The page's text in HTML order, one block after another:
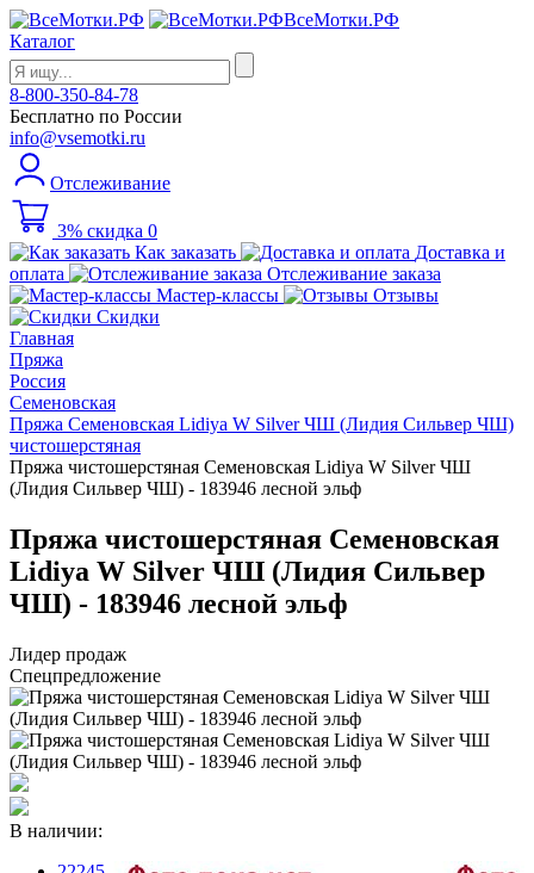
ВсеМотки.РФ
Каталог
8-800-350-84-78
Бесплатно по России
info@vsemotki.ru
Отслеживание
3% скидка 0
Как заказать
Доставка и
оплата
Отслеживание заказа
Мастер-классы
Отзывы
Скидки
Главная
Пряжа
Россия
Семеновская
Пряжа Семеновская Lidiya W Silver ЧШ (Лидия Сильвер ЧШ)
чистошерстяная
Пряжа чистошерстяная Семеновская Lidiya W Silver ЧШ
(Лидия Сильвер ЧШ) - 183946 лесной эльф
Пряжа чистошерстяная Семеновская
Lidiya W Silver ЧШ (Лидия Сильвер
ЧШ) - 183946 лесной эльф
Лидер продаж
Спецпредложение
В наличии: